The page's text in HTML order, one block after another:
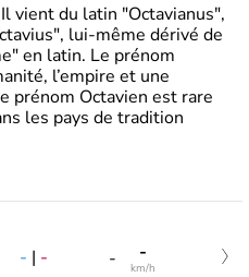
vient du latin "Octavianus",
lui-même dérivé de
en latin. Le prénom
l’empire et une
prénom Octavien est rare
les pays de tradition
- | - - -
km/h